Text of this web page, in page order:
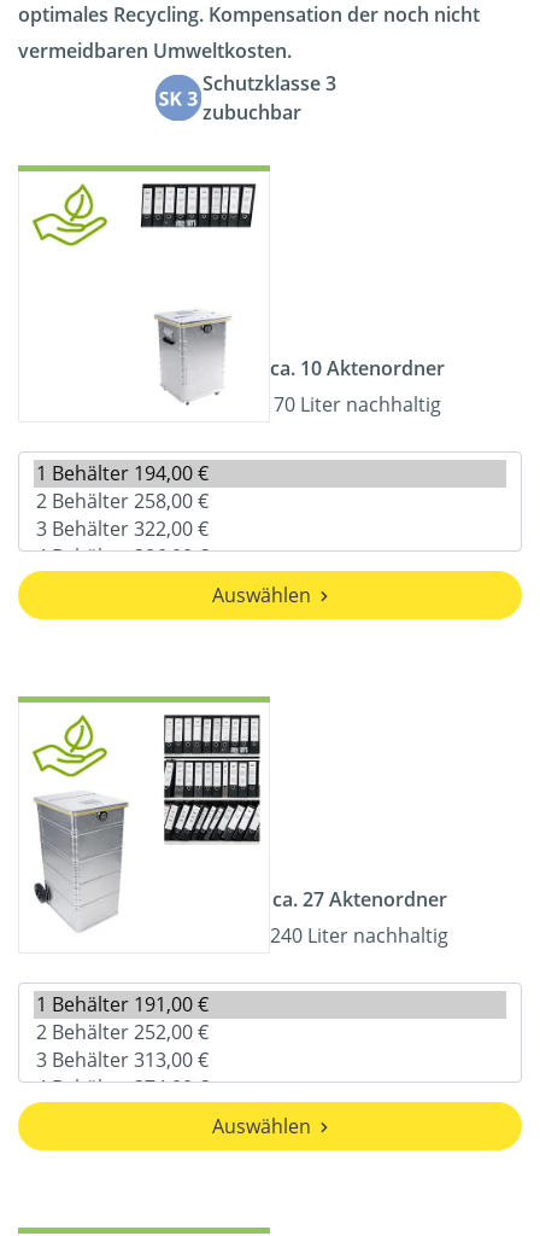
optimales Recycling. Kompensation der noch nicht
vermeidbaren Umweltkosten.
Schutzklasse 3
zubuchbar
ca. 10 Aktenordner
70 Liter nachhaltig
Auswählen
ca. 27 Aktenordner
240 Liter nachhaltig
Auswählen